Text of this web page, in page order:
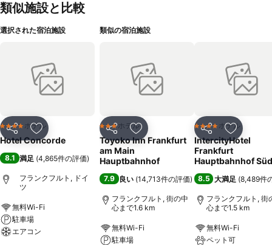
類似施設と比較
選択された宿泊施設
シェア お気に入りに追加
4 ホテルのランク
ホテル
Hotel Concorde
8.1 満足 (4,865件の評価)
フランクフルト, ドイ
ツ
無料Wi-Fi
駐車場
エアコン
類似の宿泊施設
シェア お気に入りに追加
3 ホテルのランク
ホテル
Toyoko Inn Frankfurt
am Main
Hauptbahnhof
7.9 良い (14,713件の評価)
フランクフルト, 街の中
心まで1.6 km
無料Wi-Fi
駐車場
シェア お気に入
4 ホテルのランク
ホテル
IntercityHotel
Frankfurt
Hauptbahnhof Süd
8.5 大満足 (8,489件
フランクフルト, 街
心まで1.5 km
無料Wi-Fi
ペット可